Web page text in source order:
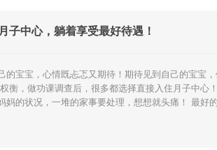
子中心，躺着享受最好待遇！
的宝宝，心情既忐忑又期待！期待见到自己的宝宝
衡，做功课调查后，很多都选择直接入住月子中
妈的状况，一堆的家事要处理，想想就头痛！ 最